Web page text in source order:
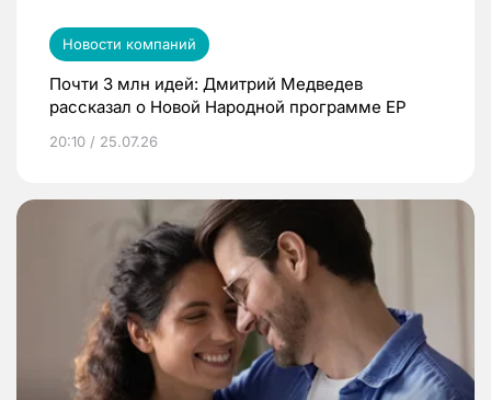
Новости компаний
Почти 3 млн идей: Дмитрий Медведев
рассказал о Новой Народной программе ЕР
20:10 / 25.07.26